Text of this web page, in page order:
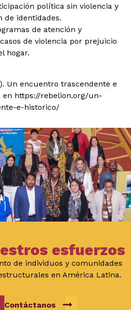
política sin violencia y
de identidades.
de atención y
de violencia por prejuicio
hogar.
Un encuentro trascendente e
en https://rebelion.org/un-
e-historico/
esfuerzos
de individuos y comunidades
en América Latina.
Contáctanos